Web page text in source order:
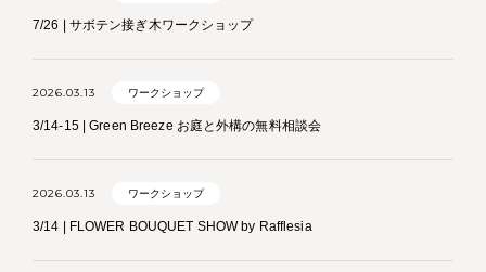
7/26 | サボテン接ぎ木ワークショップ
2026.03.13 ワークショップ
3/14-15 | Green Breeze お庭と外構の無料相談会
2026.03.13 ワークショップ
3/14 | FLOWER BOUQUET SHOW by Rafflesia